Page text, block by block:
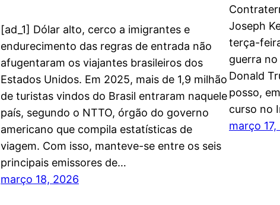
[ad_1] Dólar alto, cerco a imigrantes e
endurecimento das regras de entrada não
afugentaram os viajantes brasileiros dos
Estados Unidos. Em 2025, mais de 1,9 milhão
de turistas vindos do Brasil entraram naquele
país, segundo o NTTO, órgão do governo
americano que compila estatísticas de
viagem. Com isso, manteve-se entre os seis
principais emissores de…
março 18, 2026
Joseph
terça-
guerra
Donald
posso,
curso no
março